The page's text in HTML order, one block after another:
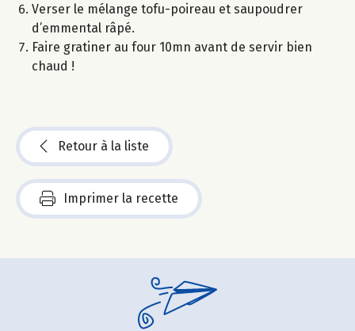
Verser le mélange tofu-poireau et saupoudrer
d’emmental râpé.
Faire gratiner au four 10mn avant de servir bien
chaud !
Retour à la liste
Imprimer la recette